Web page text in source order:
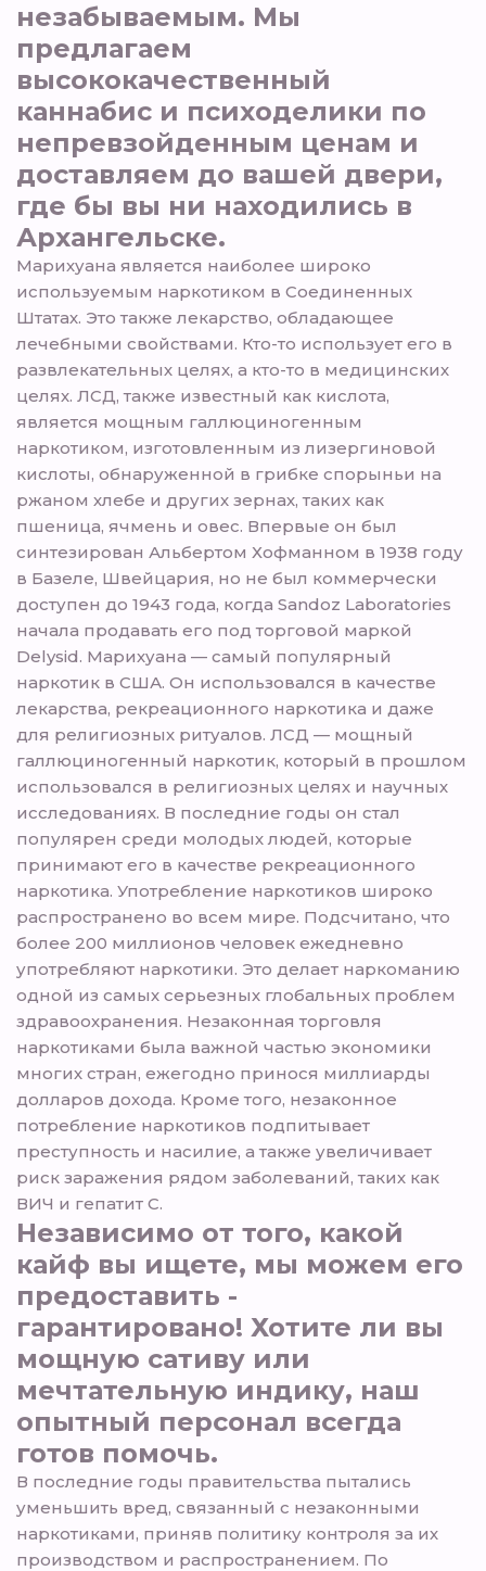
незабываемым. Мы
предлагаем
высококачественный
каннабис и психоделики по
непревзойденным ценам и
доставляем до вашей двери,
где бы вы ни находились в
Архангельске.
Марихуана является наиболее широко
используемым наркотиком в Соединенных
Штатах. Это также лекарство, обладающее
лечебными свойствами. Кто-то использует его в
развлекательных целях, а кто-то в медицинских
целях. ЛСД, также известный как кислота,
является мощным галлюциногенным
наркотиком, изготовленным из лизергиновой
кислоты, обнаруженной в грибке спорыньи на
ржаном хлебе и других зернах, таких как
пшеница, ячмень и овес. Впервые он был
синтезирован Альбертом Хофманном в 1938 году
в Базеле, Швейцария, но не был коммерчески
доступен до 1943 года, когда Sandoz Laboratories
начала продавать его под торговой маркой
Delysid. Марихуана — самый популярный
наркотик в США. Он использовался в качестве
лекарства, рекреационного наркотика и даже
для религиозных ритуалов. ЛСД — мощный
галлюциногенный наркотик, который в прошлом
использовался в религиозных целях и научных
исследованиях. В последние годы он стал
популярен среди молодых людей, которые
принимают его в качестве рекреационного
наркотика. Употребление наркотиков широко
распространено во всем мире. Подсчитано, что
более 200 миллионов человек ежедневно
употребляют наркотики. Это делает наркоманию
одной из самых серьезных глобальных проблем
здравоохранения. Незаконная торговля
наркотиками была важной частью экономики
многих стран, ежегодно принося миллиарды
долларов дохода. Кроме того, незаконное
потребление наркотиков подпитывает
преступность и насилие, а также увеличивает
риск заражения рядом заболеваний, таких как
ВИЧ и гепатит С.
Независимо от того, какой
кайф вы ищете, мы можем его
предоставить -
гарантировано! Хотите ли вы
мощную сативу или
мечтательную индику, наш
опытный персонал всегда
готов помочь.
В последние годы правительства пытались
уменьшить вред, связанный с незаконными
наркотиками, приняв политику контроля за их
производством и распространением. По